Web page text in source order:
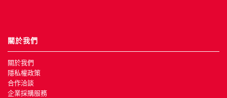
關於我們
關於我們
隱私權政策
合作洽談
企業採購服務